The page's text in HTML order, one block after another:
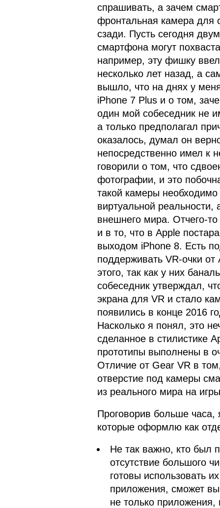
спрашивать, а зачем
фронтальная камера для
сзади. Пусть сегодня
смартфона могут
например, эту фишку
несколько лет назад, а
вышло, что на днях у
iPhone 7 Plus и о том,
один мой собеседник не
а только предполагал
оказалось, думал он
непосредственно имел к
говорили о том, что
фотографии, и это
такой камеры
виртуальной реальности,
внешнего мира. Отчего-
и в то, что в Apple
выходом iPhone 8. Есть
поддерживать VR-очки
этого, так как у них
собеседник утверждал,
экрана для VR и стало
появились в конце 2016
Насколько я понял, это
сделанное в стилистике
прототипы выполнены в
Отличие от Gear VR в
отверстие под камеры
из реального мира на
Проговорив больше
которые оформлю как
Не так важно, кто был
отсутствие большого
готовы использовать
приложения, сможет
не только приложения,